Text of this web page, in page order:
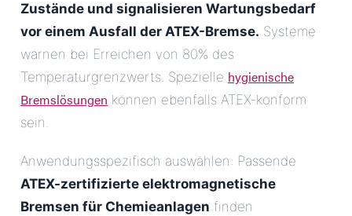
Zustände und signalisieren Wartungsbedarf
vor einem Ausfall der ATEX-Bremse. Systeme
warnen bei Erreichen von 80% des
Temperaturgrenzwerts. Spezielle hygienische
Bremslösungen können ebenfalls ATEX-konform
sein.
Anwendungsspezifisch auswählen: Passende
ATEX-zertifizierte elektromagnetische
Bremsen für Chemieanlagen finden